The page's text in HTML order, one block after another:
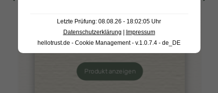
Gewürzgurken 1L
Produkt anzeigenGrünkohlpesto 170g
Produkt anzeigen
Produkt anzeigen
Letzte Prüfung: 08.08.26 - 18:02:05 Uhr
Datenschutzerklärung
Impressum
hellotrust.de - Cookie Management - v.1.0.7.4 - de_DE